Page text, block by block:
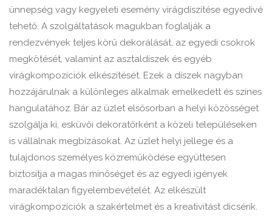
ünnepség vagy kegyeleti esemény virágdíszítése egyedivé
tehető. A szolgáltatások magukban foglalják a
rendezvények teljes körű dekorálását, az egyedi csokrok
megkötését, valamint az asztaldíszek és egyéb
virágkompozíciók elkészítését. Ezek a díszek nagyban
hozzájárulnak a különleges alkalmak emelkedett és színes
hangulatához. Bár az üzlet elsősorban a helyi közösséget
szolgálja ki, esküvői dekoratőrként a közeli településeken
is vállalnak megbízásokat. Az üzlet helyi jellege és a
tulajdonos személyes közreműködése együttesen
biztosítja a magas minőséget és az egyedi igények
maradéktalan figyelembevételét. Az elkészült
virágkompozíciók a szakértelmet és a kreativitást dicsérik.